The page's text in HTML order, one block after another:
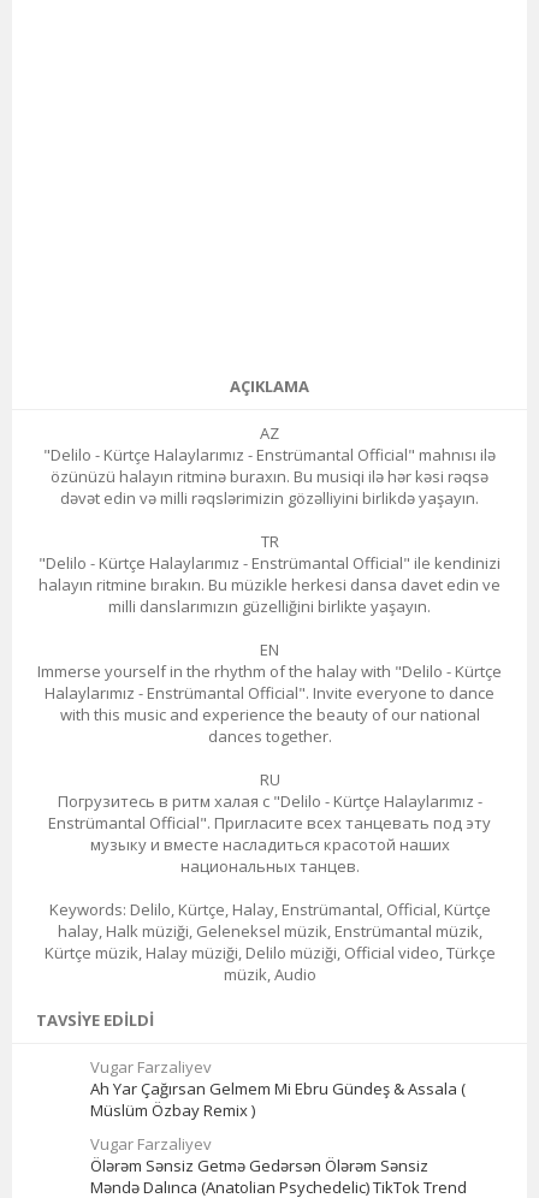
AÇIKLAMA
AZ
"Delilo - Kürtçe Halaylarımız - Enstrümantal Official" mahnısı ilə
özünüzü halayın ritminə buraxın. Bu musiqi ilə hər kəsi rəqsə
dəvət edin və milli rəqslərimizin gözəlliyini birlikdə yaşayın.
TR
"Delilo - Kürtçe Halaylarımız - Enstrümantal Official" ile kendinizi
halayın ritmine bırakın. Bu müzikle herkesi dansa davet edin ve
milli danslarımızın güzelliğini birlikte yaşayın.
EN
Immerse yourself in the rhythm of the halay with "Delilo - Kürtçe
Halaylarımız - Enstrümantal Official". Invite everyone to dance
with this music and experience the beauty of our national
dances together.
RU
Погрузитесь в ритм халая с "Delilo - Kürtçe Halaylarımız -
Enstrümantal Official". Пригласите всех танцевать под эту
музыку и вместе насладиться красотой наших
национальных танцев.
Keywords: Delilo, Kürtçe, Halay, Enstrümantal, Official, Kürtçe
halay, Halk müziği, Geleneksel müzik, Enstrümantal müzik,
Kürtçe müzik, Halay müziği, Delilo müziği, Official video, Türkçe
müzik, Audio
TAVSIYE EDILDI
Vugar Farzaliyev
Ah Yar Çağırsan Gelmem Mi Ebru Gündeş & Assala (
Müslüm Özbay Remix )
Vugar Farzaliyev
Ölərəm Sənsiz Getmə Gedərsən Ölərəm Sənsiz
Məndə Dalınca (Anatolian Psychedelic) TikTok Trend